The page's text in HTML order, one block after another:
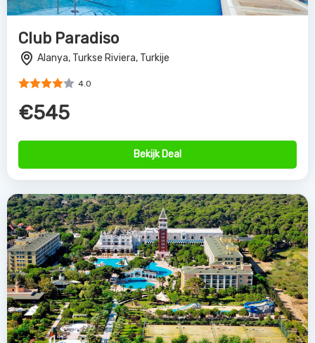
Club Paradiso
Alanya, Turkse Riviera, Turkije
4.0
€545
Bekijk Deal